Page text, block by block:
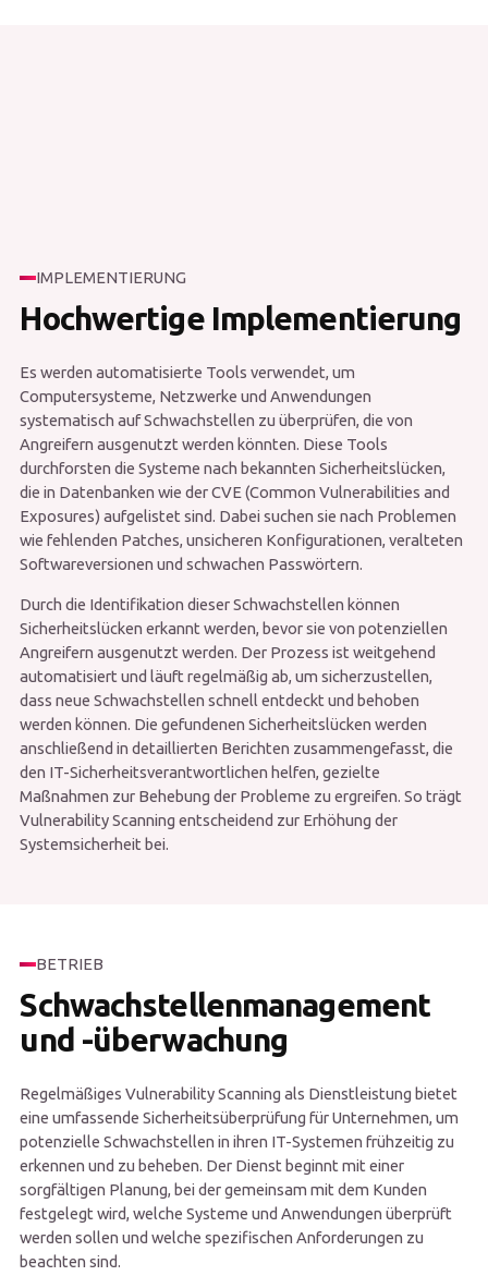
IMPLEMENTIERUNG
Hochwertige Implementierung
Es werden automatisierte Tools verwendet, um
Computersysteme, Netzwerke und Anwendungen
systematisch auf Schwachstellen zu überprüfen, die von
Angreifern ausgenutzt werden könnten. Diese Tools
durchforsten die Systeme nach bekannten Sicherheitslücken,
die in Datenbanken wie der CVE (Common Vulnerabilities and
Exposures) aufgelistet sind. Dabei suchen sie nach Problemen
wie fehlenden Patches, unsicheren Konfigurationen, veralteten
Softwareversionen und schwachen Passwörtern.
Durch die Identifikation dieser Schwachstellen können
Sicherheitslücken erkannt werden, bevor sie von potenziellen
Angreifern ausgenutzt werden. Der Prozess ist weitgehend
automatisiert und läuft regelmäßig ab, um sicherzustellen,
dass neue Schwachstellen schnell entdeckt und behoben
werden können. Die gefundenen Sicherheitslücken werden
anschließend in detaillierten Berichten zusammengefasst, die
den IT-Sicherheitsverantwortlichen helfen, gezielte
Maßnahmen zur Behebung der Probleme zu ergreifen. So trägt
Vulnerability Scanning entscheidend zur Erhöhung der
Systemsicherheit bei.
BETRIEB
Schwachstellenmanagement
und -überwachung
Regelmäßiges Vulnerability Scanning als Dienstleistung bietet
eine umfassende Sicherheitsüberprüfung für Unternehmen, um
potenzielle Schwachstellen in ihren IT-Systemen frühzeitig zu
erkennen und zu beheben. Der Dienst beginnt mit einer
sorgfältigen Planung, bei der gemeinsam mit dem Kunden
festgelegt wird, welche Systeme und Anwendungen überprüft
werden sollen und welche spezifischen Anforderungen zu
beachten sind.